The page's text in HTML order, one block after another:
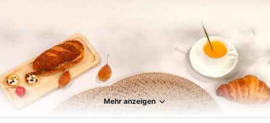
Mehr anzeigen
4,90 5.1K Follower